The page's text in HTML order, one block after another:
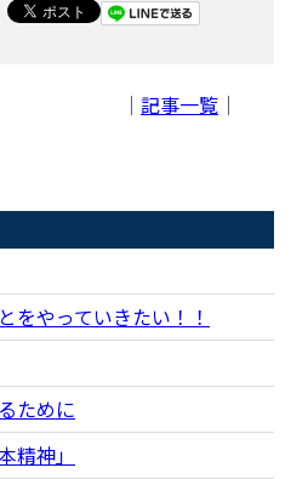
｜ 記事一覧 ｜
をやっていきたい！！
ために
精神」